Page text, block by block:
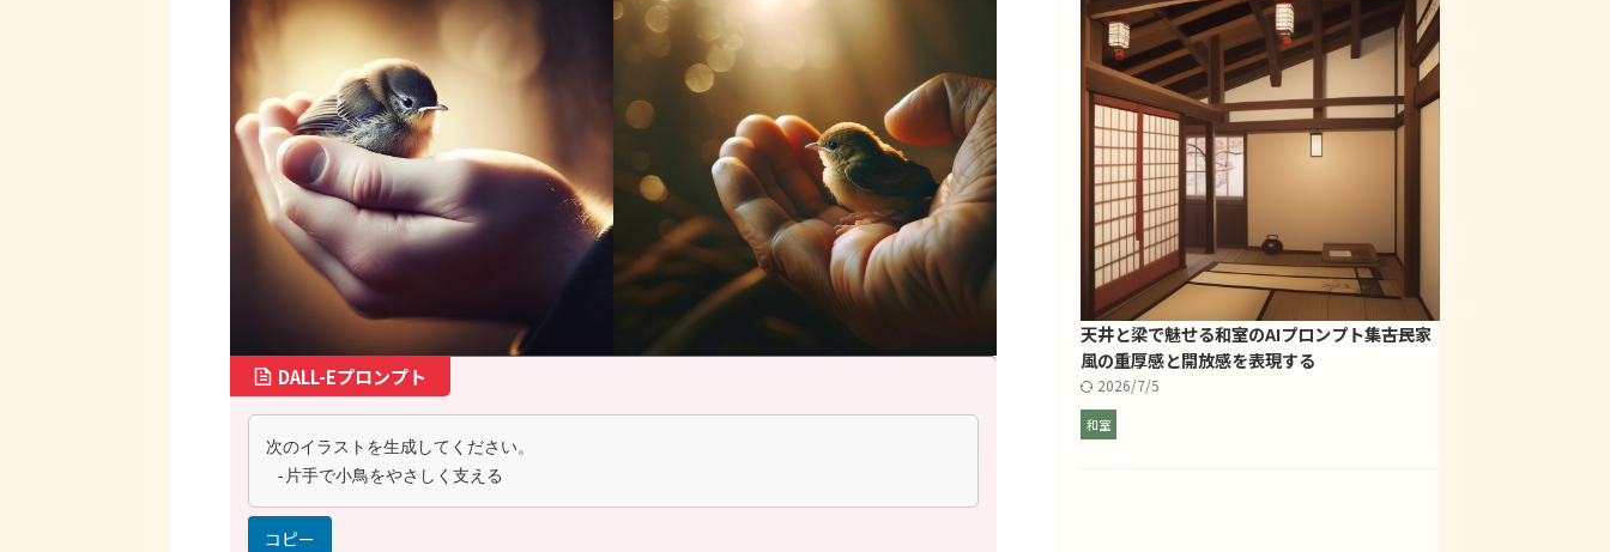
DALL-Eプロンプト
次のイラストを生成してください。
-片手で小鳥をやさしく支える
コピー
天井と梁で魅せる和室のAIプロンプト集――古民家
風の重厚感と開放感を表現する
2026/7/5
和室